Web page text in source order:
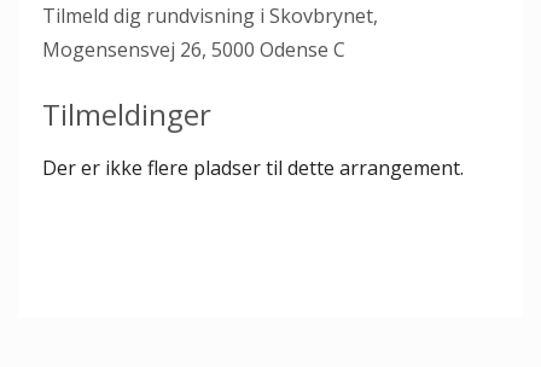
Tilmeld dig rundvisning i Skovbrynet,
Mogensensvej 26, 5000 Odense C
Tilmeldinger
Der er ikke flere pladser til dette arrangement.